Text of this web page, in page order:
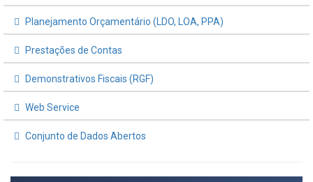
Planejamento Orçamentário (LDO, LOA, PPA)
Prestações de Contas
Demonstrativos Fiscais (RGF)
Web Service
Conjunto de Dados Abertos